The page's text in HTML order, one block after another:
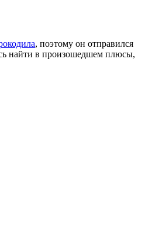
, поэтому он отправился
найти в произошедшем плюсы,